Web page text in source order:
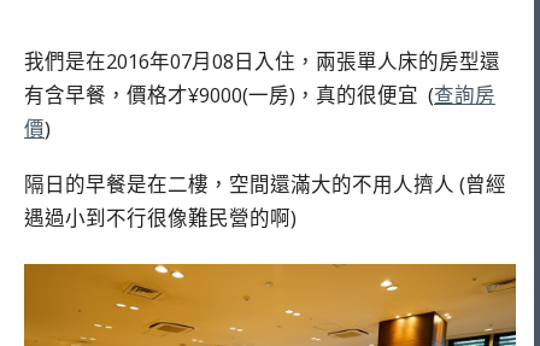
我們是在2016年07月08日入住，兩張單人床的房型還
有含早餐，價格才¥9000(一房)，真的很便宜 (查詢房
價)
隔日的早餐是在二樓，空間還滿大的不用人擠人 (曾經
遇過小到不行很像難民營的啊)